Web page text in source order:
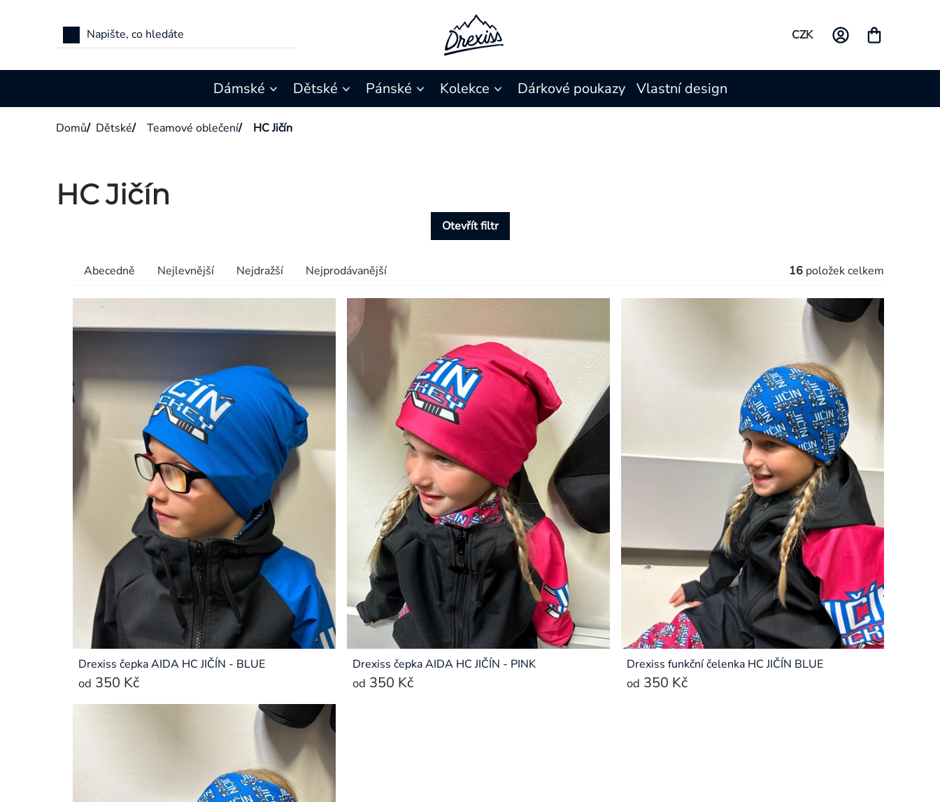
CZK
Dámské Dětské Pánské Kolekce Dárkové poukazy Vlastní design
Domů/ Dětské/ Teamové oblečení/ HC Jičín
HC Jičín
Řazení
produktů
Abecedně Nejlevnější Nejdražší Nejprodávanější 16 položek celkem
Otevřít filtr
produktů
Drexiss čepka AIDA HC JIČÍN - BLUE
od 350 Kč
Drexiss čepka AIDA HC JIČÍN - PINK
od 350 Kč
Drexiss funkční čelenka HC JIČÍN BLUE
od 350 Kč